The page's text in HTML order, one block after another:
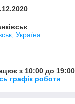
Україна
з 10:00 до 19:00
графік роботи